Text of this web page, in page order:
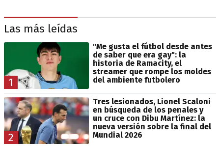
Las más leídas
1
"Me gusta el fútbol desde antes
de saber que era gay": la
historia de Ramacity, el
streamer que rompe los moldes
del ambiente futbolero
2
Tres lesionados, Lionel Scaloni
en búsqueda de los penales y
un cruce con Dibu Martínez: la
nueva versión sobre la final del
Mundial 2026